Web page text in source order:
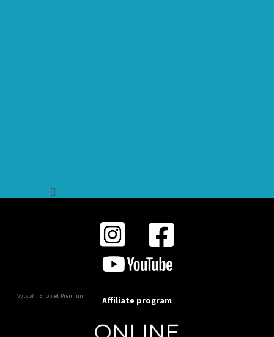
Vytvořil Shoptet Premium Affiliate program